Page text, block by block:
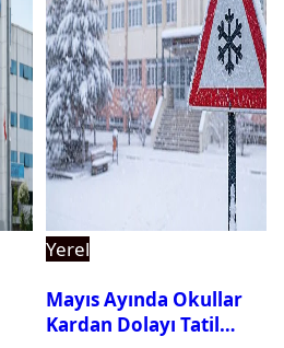
Yerel
Mayıs Ayında Okullar
Kardan Dolayı Tatil